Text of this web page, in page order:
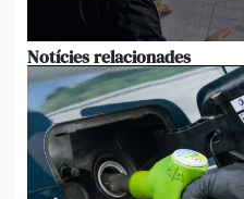
Notícies relacionades